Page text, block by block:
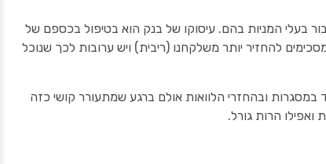
בעלי המניות בהם. עיסוקו של בנק הוא בטיפול בכספם של
להחזיר יותר משלקחנו (ריבית) ויש ערובות לכך שנוכל
במסגרות ובהחזרי הלוואות אולם ברגע שמתעורר קושי כזה
ואפילו הרות גורל.